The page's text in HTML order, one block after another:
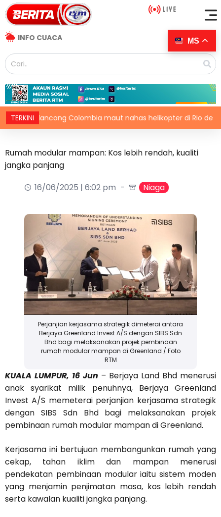
INFO CUACA
TERKINI
pelancong Colombia maut nahas helikopter di Rio de Janeiro
Rumah modular mampan: Kos lebih rendah, kualiti
jangka panjang
16/06/2025 | 6:02 pm
Niaga
Perjanjian kerjasama strategik dimeterai antara
Berjaya Greenland Invest A/S dengan SIBS Sdn
Bhd bagi melaksanakan projek pembinaan
rumah modular mampan di Greenland / Foto
RTM
KUALA LUMPUR, 16 Jun – Berjaya Land Bhd menerusi
anak syarikat milik penuhnya, Berjaya Greenland
Invest A/S memeterai perjanjian kerjasama strategik
dengan SIBS Sdn Bhd bagi melaksanakan projek
pembinaan rumah modular mampan di Greenland.
Kerjasama ini bertujuan membangunkan rumah yang
cekap, tahan iklim dan mampan menerusi
pendekatan pembinaan modular iaitu sistem moden
yang menjamin penjimatan masa, kos lebih rendah
serta kawalan kualiti jangka panjang.
MS